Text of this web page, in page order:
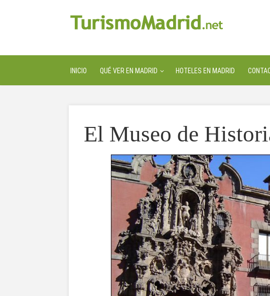
INICIO QUÉ VER EN MADRID HOTELES EN MADRID
El Museo de